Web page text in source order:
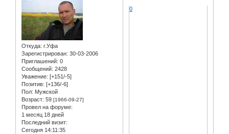
Откуда: г.Уфа
Зарегистрирован: 30-03-2006
Приглашений: 0
Сообщений: 2428
Уважение: [+151/-5]
Позитив: [+136/-6]
Пол: Мужской
Возраст: 59 [1966-09-27]
Провел на форуме:
1 месяц 18 дней
Последний визит:
Сегодня 14:11:35
0